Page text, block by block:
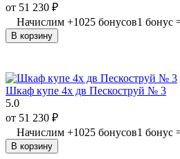
от 51 230 ₽
Начислим +1025 бонусов1 бонус
В корзину
Шкаф купе 4х дв Пескоструй № 3
5.0
от 51 230 ₽
Начислим +1025 бонусов1 бонус
В корзину